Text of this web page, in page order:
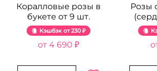
Коралловые розы в
букете от 9 шт.
Кэшбэк 230 ₽
4 690 ₽
Розы